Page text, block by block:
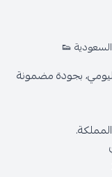
👟
بجودة مضمونة